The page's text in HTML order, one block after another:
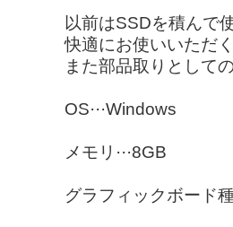
以前はSSDを積んで
快適にお使いいただ
また部品取りとして
OS···Windows
メモリ···8GB
グラフィックボード種